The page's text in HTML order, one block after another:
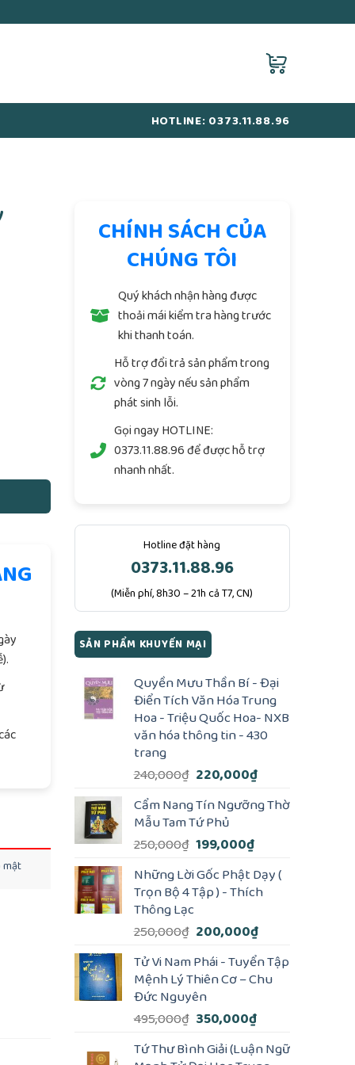
HOTLINE: 0373.11.88.96
lượng
mật
CHÍNH SÁCH CỦA
CHÚNG TÔI
Quý khách nhận hàng được
thoải mái kiểm tra hàng trước
khi thanh toán.
Hỗ trợ đổi trả sản phẩm trong
vòng 7 ngày nếu sản phẩm
phát sinh lỗi.
Gọi ngay HOTLINE:
0373.11.88.96để được hỗ trợ
nhanh nhất.
Hotline đặt hàng
0373.11.88.96
(Miễn phí, 8h30 – 21h cả T7, CN)
SẢN PHẨM KHUYẾN MẠI
Quyền Mưu Thần Bí - Đại
Điển Tích Văn Hóa Trung
Hoa - Triệu Quốc Hoa- NXB
văn hóa thông tin - 430
trang
240,000₫ Giá
là:
240,000₫.
220,000₫Giá
tại
Cẩm Nang Tín Ngưỡng Thờ
Mẫu Tam Tứ Phủ
250,000₫ Giá
là:
250,000₫.
199,000₫Giá
tại
là:
Những Lời Gốc Phật Dạy (
Trọn Bộ 4 Tập ) - Thích
Thông Lạc
250,000₫ Giá
là:
250,000₫.
200,000₫Giá
tại
là:
Tử Vi Nam Phái - Tuyển Tập
Mệnh Lý Thiên Cơ – Chu
Đức Nguyên
495,000₫ Giá
là:
350,000₫Giá
tại
Tứ Thư Bình Giải (Luận Ngữ